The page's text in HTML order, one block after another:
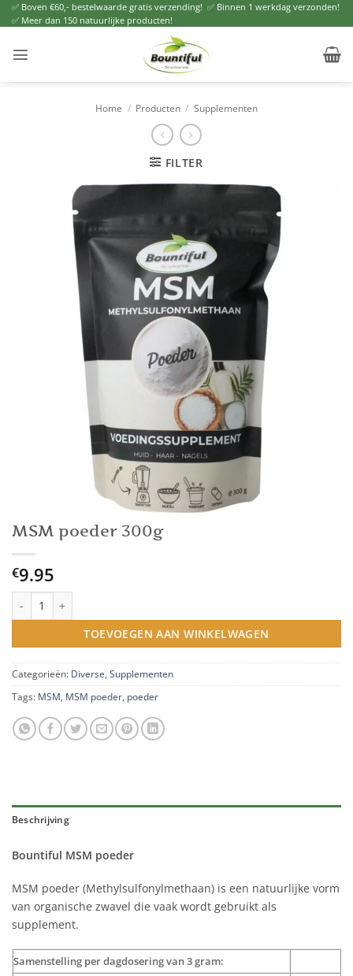
Ga
naar
✅ Boven €60,- bestelwaarde gratis verzending! ✅ Binnen 1 werkdag verzonden!
✅ Meer dan 150 natuurlijke producten!
Home / Producten / Supplementen
FILTER
MSM poeder 300g
€9.95
MSM poeder 300g aantal
TOEVOEGEN AAN WINKELWAGEN
Categorieën: Diverse Supplementen
Tags: MSM MSM poeder poeder
Beschrijving
Bountiful MSM poeder
MSM poeder (Methylsulfonylmethaan) is een natuurlijke vorm
van organische zwavel die vaak wordt gebruikt als
supplement.
Samenstelling per dagdosering van 3 gram: